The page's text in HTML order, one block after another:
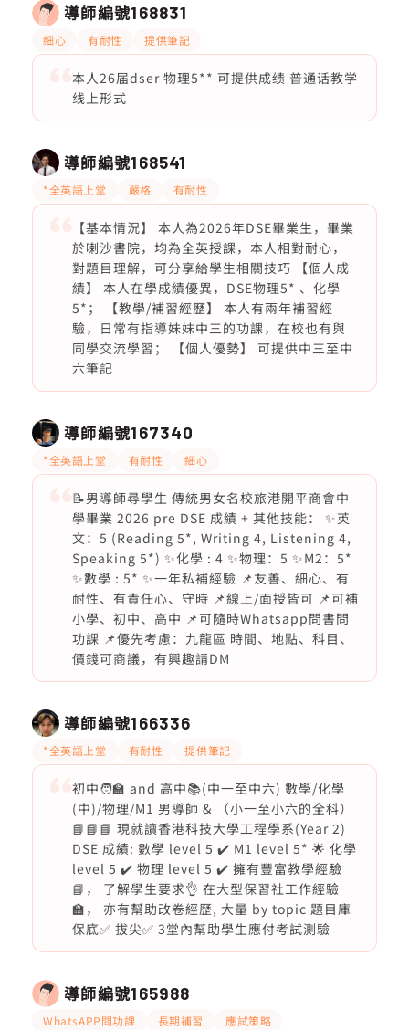
導師編號168831
細心 有耐性 提供筆記
本人26届dser 物理5** 可提供成绩 普通话教学
线上形式
導師編號168541
*全英語上堂 嚴格 有耐性
【基本情況】 本人為2026年DSE畢業生，畢業
於喇沙書院，均為全英授課，本人相對耐心，
對題目理解，可分享給學生相關技巧 【個人成
績】 本人在學成績優異，DSE物理5* 、化學
5*； 【教學/補習經歷】 本人有兩年補習經
驗，日常有指導妹妹中三的功課，在校也有與
同學交流學習； 【個人優勢】 可提供中三至中
六筆記
導師編號167340
*全英語上堂 有耐性 細心
📝男導師尋學生 傳統男女名校旅港開平商會中
學畢業 2026 pre DSE 成績 + 其他技能： ✨英
文：5 (Reading 5*, Writing 4, Listening 4,
Speaking 5*) ✨化學 : 4 ✨物理：5 ✨M2：5*
✨數學 : 5* ✨一年私補經驗 📌友善、細心、有
耐性、有責任心、守時 📌線上/面授皆可 📌可補
小學、初中、高中 📌可隨時Whatsapp問書問
功課 📌優先考慮：九龍區 時間、地點、科目、
價錢可商議，有興趣請DM
導師編號166336
*全英語上堂 有耐性 提供筆記
初中🧑‍🏫 and 高中📚(中一至中六) 數學/化學
(中)/物理/M1 男導師 & （小一至小六的全科）
📘📘📘 現就讀香港科技大學工程學系(Year 2)
DSE 成績: 數學 level 5 ✔️ M1 level 5* 🌟 化學
level 5 ✔️ 物理 level 5 ✔️ 擁有豐富教學經驗
📘， 了解學生要求👌 在大型保習社工作經驗
🏫， 亦有幫助改卷經歷, 大量 by topic 題目庫
保底✅ 拔尖✅ 3堂內幫助學生應付考試測驗
導師編號165988
WhatsAPP問功課 長期補習 應試策略